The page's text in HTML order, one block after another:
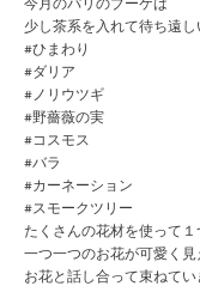
今月のパリのブーケは
少し茶系を入れて待ち遠
#ひまわり
#ダリア
#ノリウツギ
#野薔薇の実
#コスモス
#バラ
#カーネーション
#スモークツリー
たくさんの花材を使って
一つ一つのお花が可愛く
お花と話し合って束ねてい